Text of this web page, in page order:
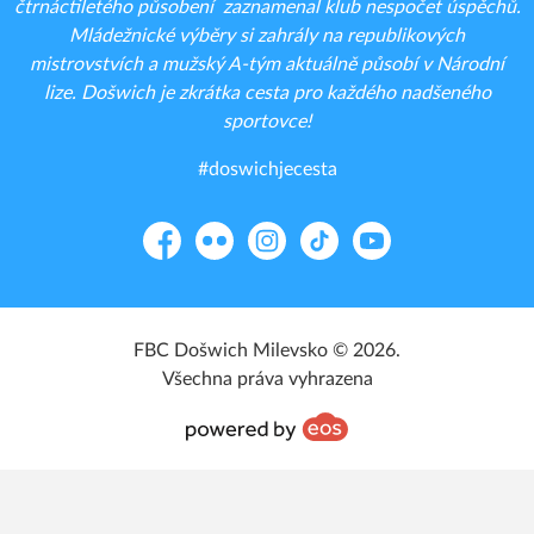
čtrnáctiletého působení zaznamenal klub nespočet úspěchů.
Mládežnické výběry si zahrály na republikových
mistrovstvích a mužský A-tým aktuálně působí v Národní
lize. Došwich je zkrátka cesta pro každého nadšeného
sportovce!
#doswichjecesta
FacebookFlickr Instagram
TikTok YouTube
FBC Došwich Milevsko © 2026.
Všechna práva vyhrazena